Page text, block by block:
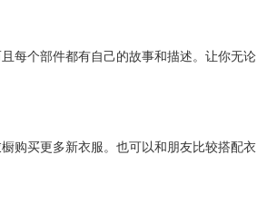
个部件都有自己的故事和描述。让你无论
买更多新衣服。也可以和朋友比较搭配衣